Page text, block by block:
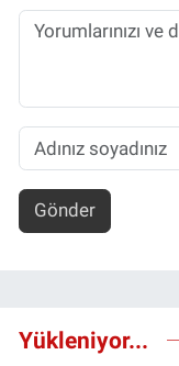
Gönder
Yükleniyor...